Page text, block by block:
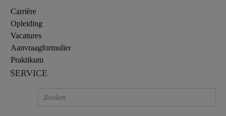
Carrière
Opleiding
Vacatures
Aanvraagformulier
Praktikum
SERVICE